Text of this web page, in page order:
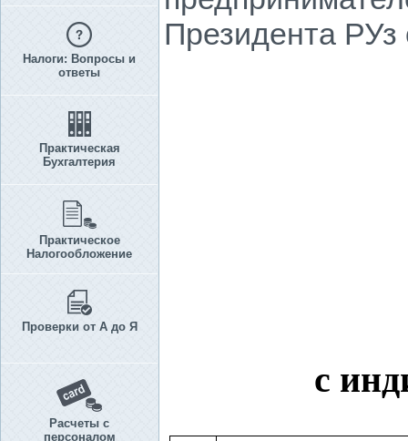
Налоги: Вопросы и
ответы
Практическая
Бухгалтерия
Практическое
Налогообложение
Проверки от А до Я
Расчеты с
персоналом
Президента РУз
с